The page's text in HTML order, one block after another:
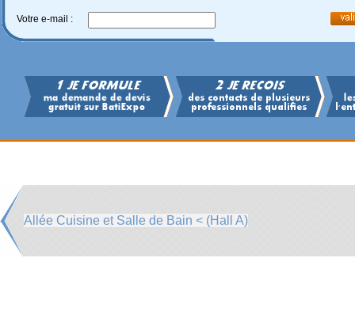
Votre e-mail :
Allée Cuisine et Salle de Bain < (Hall A)